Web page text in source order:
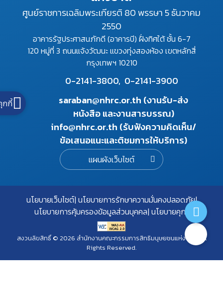
ศูนย์ราชการเฉลิมพระเกียรติ 80 พรรษา 5 ธันวาคม
2550
อาคารรัฐประศาสนภักดี (อาคารบี) ฝั่งทิศใต้ ชั้น 6-7
120 หมู่ที่ 3 ถนนแจ้งวัฒนะ แขวงทุ่งสองห้อง เขตหลักสี่
กรุงเทพฯ 10210
0-2141-3800, 0-2141-3900
saraban@nhrc.or.th (งานรับ-ส่ง
หนังสือ และงานสารบรรณ)
info@nhrc.or.th (รับฟังความคิดเห็น/
ข้อเสนอแนะและติชมการให้บริการ)
แผนผังเว็บไซต์
นโยบายเว็บไซต์ นโยบายการรักษาความมั่นคงปลอดภัย
นโยบายการคุ้มครองข้อมูลส่วนบุคคล นโยบายคุกกี้
สงวนลิขสิทธิ์ © 2026 สำนักงานคณะกรรมการสิทธิมนุษยชนแห่งชาติ. All
Rights Reserved.
กกี้